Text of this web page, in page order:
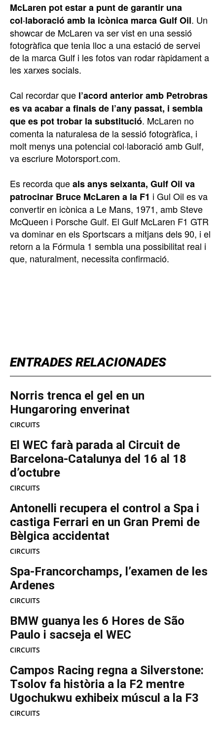
ENTRADES RELACIONADES
Norris trenca el gel en un
Hungaroring enverinat
CIRCUITS
El WEC farà parada al Circuit de
Barcelona-Catalunya del 16 al 18
d’octubre
CIRCUITS
Antonelli recupera el control a Spa i
castiga Ferrari en un Gran Premi de
Bèlgica accidentat
CIRCUITS
Spa-Francorchamps, l’examen de les
Ardenes
CIRCUITS
BMW guanya les 6 Hores de São
Paulo i sacseja el WEC
CIRCUITS
Campos Racing regna a Silverstone:
Tsolov fa història a la F2 mentre
Ugochukwu exhibeix múscul a la F3
CIRCUITS
McLaren pot estar a punt de garantir una
col·laboració amb la icònica marca Gulf Oil. Un
showcar de McLaren va ser vist en una sessió
fotogràfica que tenia lloc a una estació de servei
de la marca Gulf i les fotos van rodar ràpidament a
les xarxes socials.
Cal recordar que l’acord anterior amb Petrobras
es va acabar a finals de l’any passat, i sembla
que es pot trobar la substitució. McLaren no
comenta la naturalesa de la sessió fotogràfica, i
molt menys una potencial col·laboració amb Gulf,
va escriure Motorsport.com.
Es recorda queals anys seixanta, Gulf Oil va
patrocinar Bruce McLaren a la F1 i Gul Oil es va
convertir en icònica a Le Mans, 1971, amb Steve
McQueen i Porsche Gulf. El Gulf McLaren F1 GTR
va dominar en els Sportscars a mitjans dels 90, i el
retorn a la Fórmula 1 sembla una possibilitat real i
que, naturalment, necessita confirmació.